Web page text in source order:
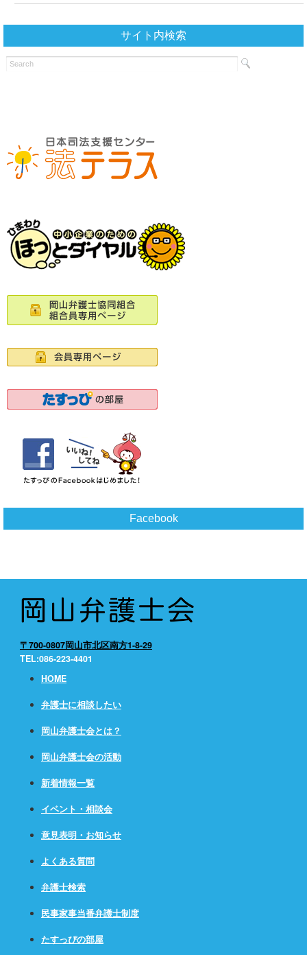
サイト内検索
Facebook
〒700-0807岡山市北区南方1-8-29
TEL:086-223-4401
HOME
弁護士に相談したい
岡山弁護士会とは？
岡山弁護士会の活動
新着情報一覧
イベント・相談会
意見表明・お知らせ
よくある質問
弁護士検索
民事家事当番弁護士制度
たすっぴの部屋